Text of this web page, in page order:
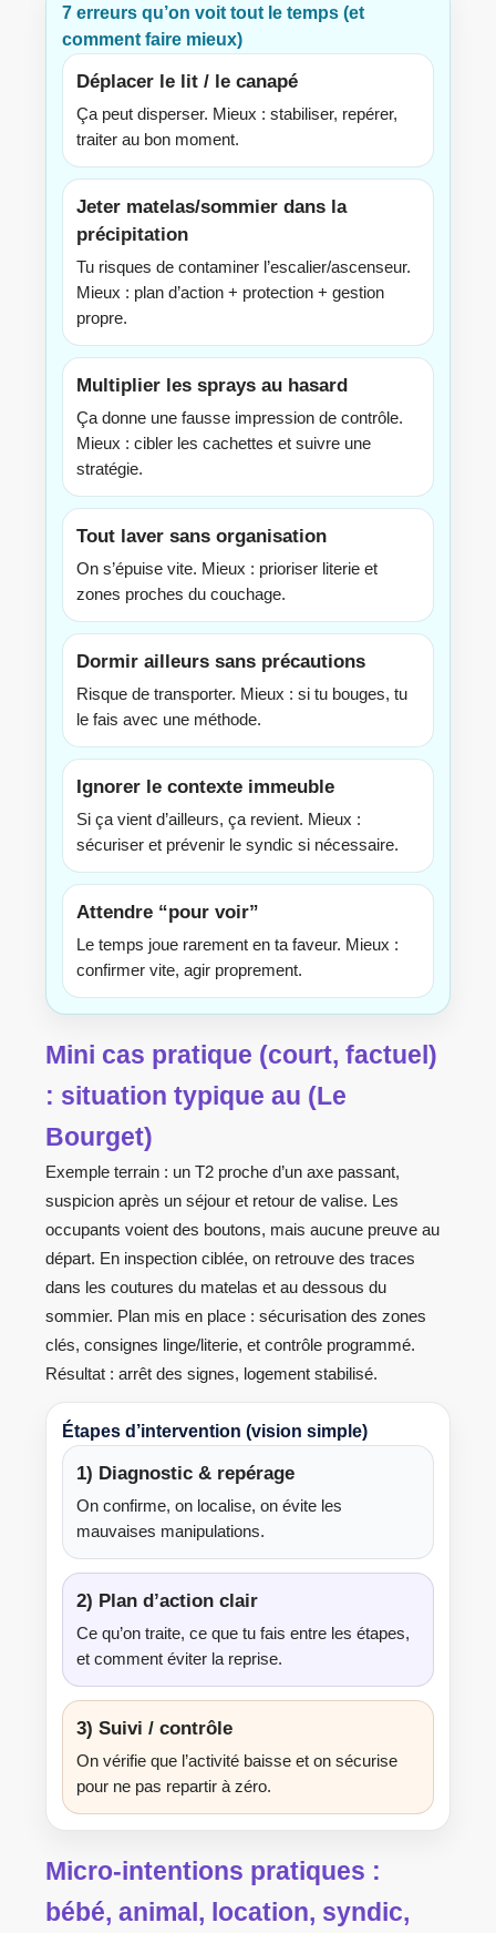
7 erreurs qu’on voit tout le temps (et
comment faire mieux)
Déplacer le lit / le canapé
Ça peut disperser. Mieux : stabiliser, repérer,
traiter au bon moment.
Jeter matelas/sommier dans la
précipitation
Tu risques de contaminer l’escalier/ascenseur.
Mieux : plan d’action + protection + gestion
propre.
Multiplier les sprays au hasard
Ça donne une fausse impression de contrôle.
Mieux : cibler les cachettes et suivre une
stratégie.
Tout laver sans organisation
On s’épuise vite. Mieux : prioriser literie et
zones proches du couchage.
Dormir ailleurs sans précautions
Risque de transporter. Mieux : si tu bouges, tu
le fais avec une méthode.
Ignorer le contexte immeuble
Si ça vient d’ailleurs, ça revient. Mieux :
sécuriser et prévenir le syndic si nécessaire.
Attendre “pour voir”
Le temps joue rarement en ta faveur. Mieux :
confirmer vite, agir proprement.
Mini cas pratique (court, factuel)
: situation typique au (Le
Bourget)
Exemple terrain : un T2 proche d’un axe passant,
suspicion après un séjour et retour de valise. Les
occupants voient des boutons, mais aucune preuve au
départ. En inspection ciblée, on retrouve des traces
dans les coutures du matelas et au dessous du
sommier. Plan mis en place : sécurisation des zones
clés, consignes linge/literie, et contrôle programmé.
Résultat : arrêt des signes, logement stabilisé.
Étapes d’intervention (vision simple)
1) Diagnostic & repérage
On confirme, on localise, on évite les
mauvaises manipulations.
2) Plan d’action clair
Ce qu’on traite, ce que tu fais entre les étapes,
et comment éviter la reprise.
3) Suivi / contrôle
On vérifie que l’activité baisse et on sécurise
pour ne pas repartir à zéro.
Micro-intentions pratiques :
bébé, animal, location, syndic,